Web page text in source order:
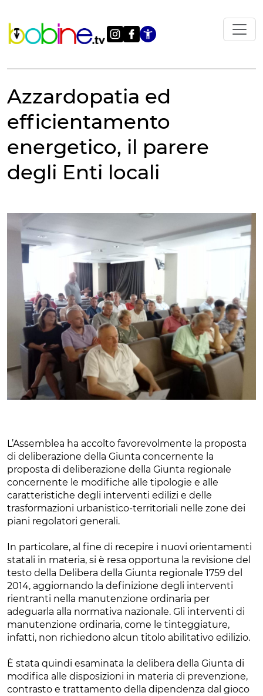
contenuto
Apri le
Azzardopatia ed
efficientamento
energetico, il parere
degli Enti locali
L’Assemblea ha accolto favorevolmente la proposta
di deliberazione della Giunta concernente la
proposta di deliberazione della Giunta regionale
concernente le modifiche alle tipologie e alle
caratteristiche degli interventi edilizi e delle
trasformazioni urbanistico-territoriali nelle zone dei
piani regolatori generali.
In particolare, al fine di recepire i nuovi orientamenti
statali in materia, si è resa opportuna la revisione del
testo della Delibera della Giunta regionale 1759 del
2014, aggiornando la definizione degli interventi
rientranti nella manutenzione ordinaria per
adeguarla alla normativa nazionale. Gli interventi di
manutenzione ordinaria, come le tinteggiature,
infatti, non richiedono alcun titolo abilitativo edilizio.
È stata quindi esaminata la delibera della Giunta di
modifica alle disposizioni in materia di prevenzione,
contrasto e trattamento della dipendenza dal gioco